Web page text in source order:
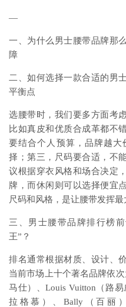
—
一、为什么男士腰带品牌那
障
二、如何选择一款合适的
平衡点
选腰带时，我们要多方面考
比如真皮和优质合成革都不
要结合个人预算，品牌越
择；第三，尺码要合适，不
议根据穿衣风格和场合决定
牌，而休闲则可以选择便宜
尺码和风格，是让腰带发挥最
三、男士腰带品牌排行榜
王”？
排名通常根据材质、设计、
当前市场上十个著名品牌依
马仕）、Louis Vuitton（路易
拉格慕）、Bally（百丽